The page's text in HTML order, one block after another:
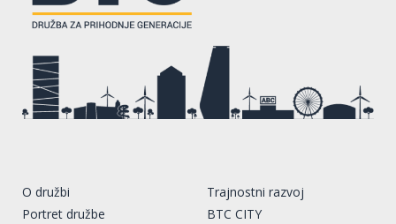
O družbi
Portret družbe
Trajnostni razvoj
BTC CITY